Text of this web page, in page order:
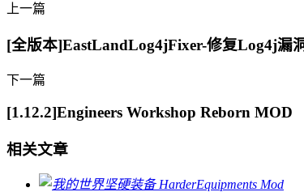
上一篇
[全版本]EastLandLog4jFixer-修复Log4j漏
下一篇
[1.12.2]Engineers Workshop Reborn MOD
相关文章